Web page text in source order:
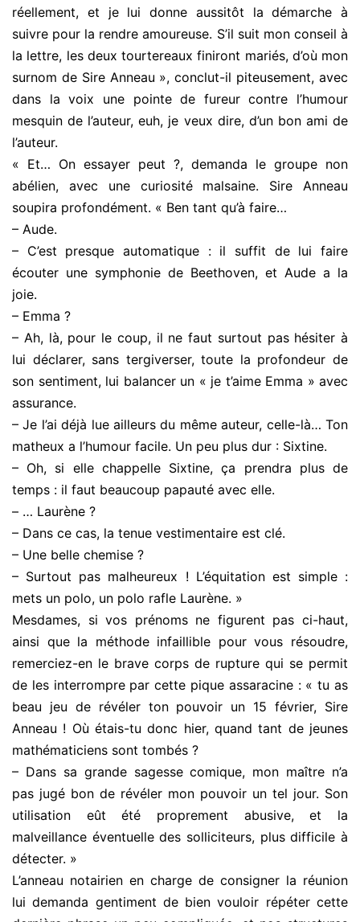
réellement, et je lui donne aussitôt la démarche à
suivre pour la rendre amoureuse. S’il suit mon conseil à
la lettre, les deux tourtereaux finiront mariés, d’où mon
surnom de Sire Anneau », conclut-il piteusement, avec
dans la voix une pointe de fureur contre l’humour
mesquin de l’auteur, euh, je veux dire, d’un bon ami de
l’auteur.
« Et… On essayer peut ?, demanda le groupe non
abélien, avec une curiosité malsaine. Sire Anneau
soupira profondément. « Ben tant qu’à faire…
– Aude.
– C’est presque automatique : il suffit de lui faire
écouter une symphonie de Beethoven, et Aude a la
joie.
– Emma ?
– Ah, là, pour le coup, il ne faut surtout pas hésiter à
lui déclarer, sans tergiverser, toute la profondeur de
son sentiment, lui balancer un « je t’aime Emma » avec
assurance.
– Je l’ai déjà lue ailleurs du même auteur, celle-là… Ton
matheux a l’humour facile. Un peu plus dur : Sixtine.
– Oh, si elle chappelle Sixtine, ça prendra plus de
temps : il faut beaucoup papauté avec elle.
– … Laurène ?
– Dans ce cas, la tenue vestimentaire est clé.
– Une belle chemise ?
– Surtout pas malheureux ! L’équitation est simple :
mets un polo, un polo rafle Laurène. »
Mesdames, si vos prénoms ne figurent pas ci-haut,
ainsi que la méthode infaillible pour vous résoudre,
remerciez-en le brave corps de rupture qui se permit
de les interrompre par cette pique assaracine : « tu as
beau jeu de révéler ton pouvoir un 15 février, Sire
Anneau ! Où étais-tu donc hier, quand tant de jeunes
mathématiciens sont tombés ?
– Dans sa grande sagesse comique, mon maître n’a
pas jugé bon de révéler mon pouvoir un tel jour. Son
utilisation eût été proprement abusive, et la
malveillance éventuelle des solliciteurs, plus difficile à
détecter. »
L’anneau notairien en charge de consigner la réunion
lui demanda gentiment de bien vouloir répéter cette